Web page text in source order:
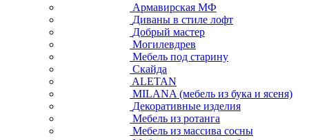
Армавирская МФ
Диваны в стиле лофт
Добрый мастер
Могилевдрев
Мебель под старину
Скайда
ALETAN
MILANA (мебель из бука и ясеня)
Декоративные изделия
Мебель из ротанга
Мебель из массива сосны